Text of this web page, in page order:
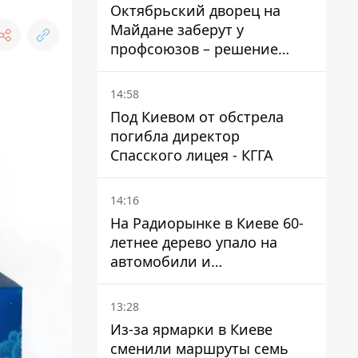
Октябрьский дворец на
Майдане заберут у
профсоюзов – решение
Хозяйственного суда
14:58
Под Киевом от обстрела
погибла директор
Спасского лицея - КГГА
14:16
На Радиорынке в Киеве 60-
летнее дерево упало на
автомобили и
травмировало человека -
подробности
13:28
Из-за ярмарки в Киеве
сменили маршруты семь